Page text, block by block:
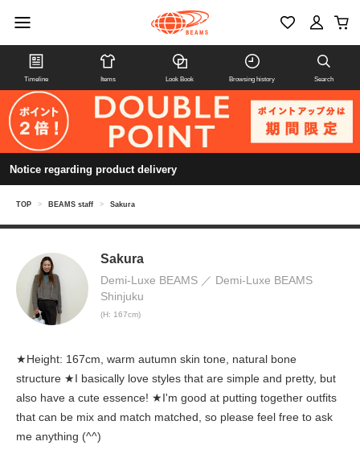
Timeline Items Look Book Browsing history Search
Notice regarding product delivery
TOP > BEAMS staff > Sakura
Sakura
Demi-Luxe BEAMS
Demi-Luxe BEAMS
Shinjuku
(H: 167cm)
★Height: 167cm, warm autumn skin tone, natural bone
structure ★I basically love styles that are simple and pretty, but
also have a cute essence! ★I'm good at putting together outfits
that can be mix and match matched, so please feel free to ask
me anything (^^)